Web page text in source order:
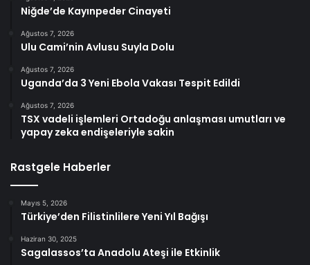
Niğde’de Kayınpeder Cinayeti
Ağustos 7, 2026
Ulu Cami’nin Avlusu Suyla Dolu
Ağustos 7, 2026
Uganda’da 3 Yeni Ebola Vakası Tespit Edildi
Ağustos 7, 2026
TSX vadeli işlemleri Ortadoğu anlaşması umutları ve
yapay zeka endişeleriyle sakin
Rastgele Haberler
Mayıs 5, 2026
Türkiye’den Filistinlilere Yeni Yıl Bağışı
Haziran 30, 2025
Sagalassos’ta Anadolu Ateşi ile Etkinlik